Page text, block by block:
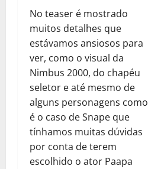
No teaser é mostrado
muitos detalhes que
estávamos ansiosos para
ver, como o visual da
Nimbus 2000, do chapéu
seletor e até mesmo de
alguns personagens como
é o caso de Snape que
tínhamos muitas dúvidas
por conta de terem
escolhido o ator Paapa